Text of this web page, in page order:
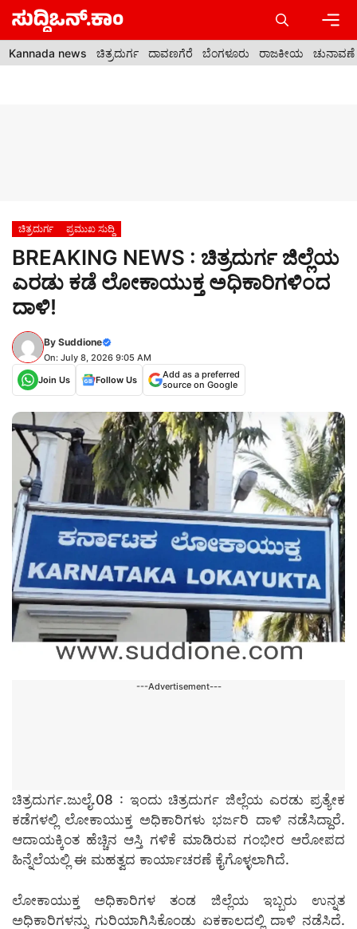
Skip
content
Kannada news ಚಿತ್ರದುರ್ಗ ದಾವಣಗೆರೆ ಬೆಂಗಳೂರು ರಾಜಕೀಯ ಚುನಾವಣೆ
ಚಿತ್ರದುರ್ಗ ಪ್ರಮುಖ ಸುದ್ದಿ
BREAKING NEWS : ಚಿತ್ರದುರ್ಗ ಜಿಲ್ಲೆಯ
ಎರಡು ಕಡೆ ಲೋಕಾಯುಕ್ತ ಅಧಿಕಾರಿಗಳಿಂದ
ದಾಳಿ!
By Suddione
On: July 8, 2026 9:05 AM
Join Us
Follow Us
Add as a preferred
source on Google
---Advertisement---
ಚಿತ್ರದುರ್ಗ.ಜುಲೈ.08 : ಇಂದು ಚಿತ್ರದುರ್ಗ ಜಿಲ್ಲೆಯ ಎರಡು ಪ್ರತ್ಯೇಕ
ಕಡೆಗಳಲ್ಲಿ ಲೋಕಾಯುಕ್ತ ಅಧಿಕಾರಿಗಳು ಭರ್ಜರಿ ದಾಳಿ ನಡೆಸಿದ್ದಾರೆ.
ಆದಾಯಕ್ಕಿಂತ ಹೆಚ್ಚಿನ ಆಸ್ತಿ ಗಳಿಕೆ ಮಾಡಿರುವ ಗಂಭೀರ ಆರೋಪದ
ಹಿನ್ನೆಲೆಯಲ್ಲಿ ಈ ಮಹತ್ವದ ಕಾರ್ಯಾಚರಣೆ ಕೈಗೊಳ್ಳಲಾಗಿದೆ.
ಲೋಕಾಯುಕ್ತ ಅಧಿಕಾರಿಗಳ ತಂಡ ಜಿಲ್ಲೆಯ ಇಬ್ಬರು ಉನ್ನತ
ಅಧಿಕಾರಿಗಳನ್ನು ಗುರಿಯಾಗಿಸಿಕೊಂಡು ಏಕಕಾಲದಲ್ಲಿ ದಾಳಿ ನಡೆಸಿದೆ.